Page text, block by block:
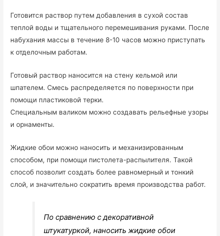
Готовится раствор путем добавления в сухой состав
теплой воды и тщательного перемешивания руками. После
набухания массы в течение 8-10 часов можно приступать
к отделочным работам.
Готовый раствор наносится на стену кельмой или
шпателем. Смесь распределяется по поверхности при
помощи пластиковой терки.
Специальным валиком можно создавать рельефные узоры
и орнаменты.
Жидкие обои можно наносить и механизированным
способом, при помощи пистолета-распылителя. Такой
способ позволит создать более равномерный и тонкий
слой, и значительно сократить время производства работ.
По сравнению с декоративной
штукатуркой, наносить жидкие обои